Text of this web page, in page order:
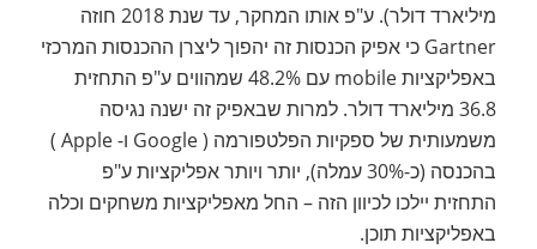
מיליארד דולר). ע"פ אותו המחקר, עד שנת 2018 חוזה
Gartner כי אפיק הכנסות זה יהפוך ליצרן ההכנסות המרכזי
באפליקציות mobile עם 48.2% שמהווים ע"פ התחזית
36.8 מיליארד דולר. למרות שבאפיק זה ישנה נגיסה
משמעותית של ספקיות הפלטפורמה ( Google ו- Apple )
בהכנסה (כ-30% עמלה), יותר ויותר אפליקציות ע"פ
התחזית יילכו לכיוון הזה – החל מאפליקציות משחקים וכלה
באפליקציות תוכן.